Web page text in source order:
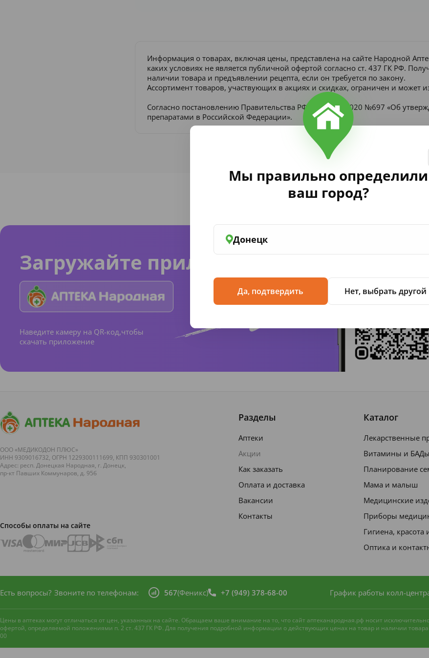
Мы правильно определили
ваш город?
Донецк
Да, подтвердить Нет, выбрать другой
Информация о товарах, включая цены, представлена на сайте Народной
каких условиях не является публичной офертой согласно ст. 437 ГК РФ.
наличии товара и предъявлении рецепта, если он требуется по закону.
Ассортимент товаров, участвующих в акциях и скидках, ограничен и может
Согласно постановлению Правительства РФ от 16 мая 2020 №697 «Об
препаратами в Российской Федерации».
Загружайте приложение
Наведите камеру на QR-код,чтобы
скачать приложение
ООО «МЕДИКОДОН ПЛЮС»
ИНН 9309016732, ОГРН 1229300111699, КПП 930301001
Адрес: респ. Донецкая Народная, г. Донецк,
пр-кт Павших Коммунаров, д. 95б
Способы оплаты на сайте
Разделы
Аптеки
Акции
Как заказать
Оплата и доставка
Вакансии
Контакты
Каталог
Лекарственные
Витамины и БАДы
Планирование
Мама и малыш
Медицинские
Приборы
Гигиена, красота
Оптика и
Есть вопросы? Звоните по телефонам: 567(Феникс) +7 (949) 378-68-00 График работы колл-
Цены в аптеках могут отличаться от цен, указанных на сайте. Обращаем ваше внимание на то, что сайт аптеканародная.рф носит
офертой, определяемой положениями п. 2 ст. 437 ГК РФ. Для получения подробной информации о действующих ценах на товар и наличии
00